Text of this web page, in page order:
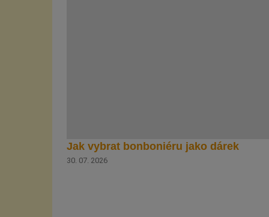
Jak vybrat bonboniéru jako dárek
30. 07. 2026